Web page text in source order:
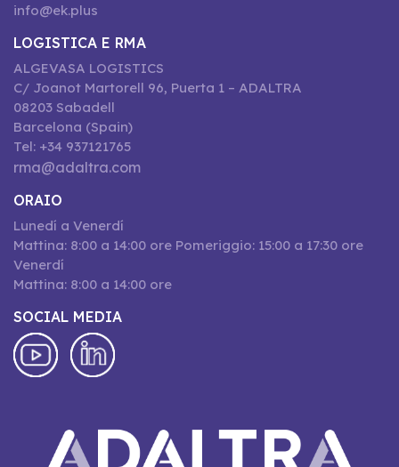
info@ek.plus
LOGISTICA E RMA
ALGEVASA LOGISTICS
C/ Joanot Martorell 96, Puerta 1 – ADALTRA
08203 Sabadell
Barcelona (Spain)
Tel: +34 937121765
rma@adaltra.com
ORAIO
Lunedí a Venerdí
Mattina: 8:00 a 14:00 ore Pomeriggio: 15:00 a 17:30 ore
Venerdí
Mattina: 8:00 a 14:00 ore
SOCIAL MEDIA